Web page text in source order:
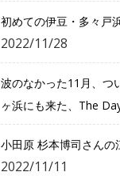
初めての伊豆・多々戸
2022/11/28
波のなかった11月、つ
ヶ浜にも来た、The
小田原 杉本博司さんの
2022/11/11